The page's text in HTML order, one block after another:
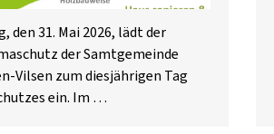
den 31. Mai 2026, lädt der
der Samtgemeinde
Vilsen zum diesjährigen Tag
ein. Im …